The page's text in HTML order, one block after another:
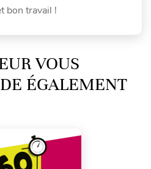
bon travail !
VOUS
ÉGALEMENT